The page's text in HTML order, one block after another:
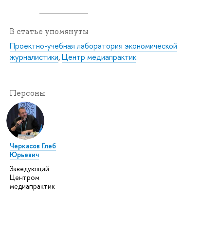
В статье упомянуты
Проектно-учебная лаборатория экономической
журналистики,Центр медиапрактик
Персоны
Черкасов Глеб
Юрьевич
Заведующий
Центром
медиапрактик